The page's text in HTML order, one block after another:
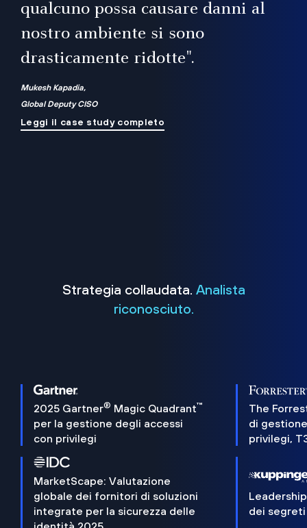
qualcuno possa causare danni al
nostro ambiente si sono
drasticamente ridotte".
Mukesh Kapadia,
Global Deputy CISO
Leggi il case study completo
Strategia collaudata. Analista
riconosciuto.
2025 Gartner® Magic Quadrant™
per la gestione degli accessi
con privilegi
The
di
privilegi,
MarketScape: Valutazione
globale dei fornitori di soluzioni
integrate per la sicurezza delle
dei segreti